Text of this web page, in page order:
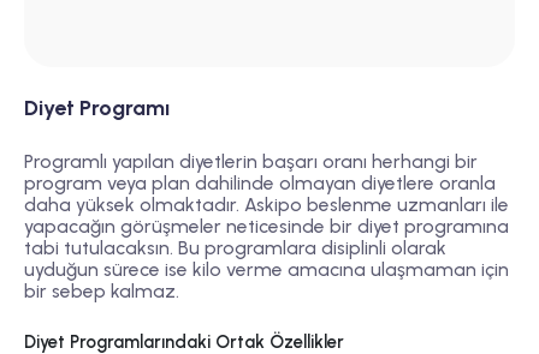
Diyet Programı
Programlı yapılan diyetlerin başarı oranı herhangi bir
program veya plan dahilinde olmayan diyetlere oranla
daha yüksek olmaktadır. Askipo beslenme uzmanları ile
yapacağın görüşmeler neticesinde bir diyet programına
tabi tutulacaksın. Bu programlara disiplinli olarak
uyduğun sürece ise kilo verme amacına ulaşmaman için
bir sebep kalmaz.
Diyet Programlarındaki Ortak Özellikler